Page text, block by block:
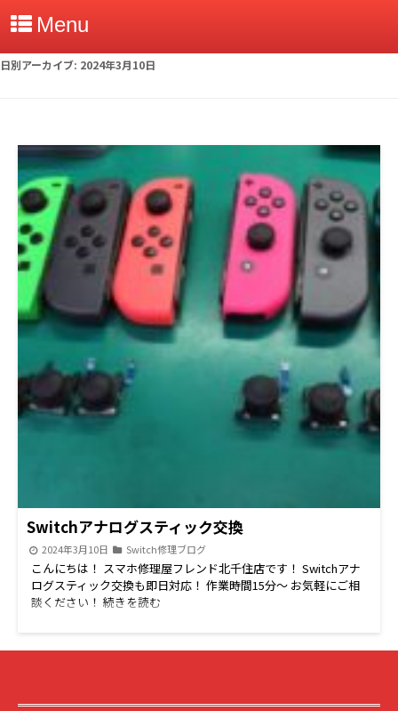
Menu
日別アーカイブ: 2024年3月10日
Switchアナログスティック交換
2024年3月10日 Switch修理ブログ
こんにちは！ スマホ修理屋フレンド北千住店です！ Switchアナ
ログスティック交換も即日対応！ 作業時間15分～ お気軽にご相
談ください！ 続きを読む